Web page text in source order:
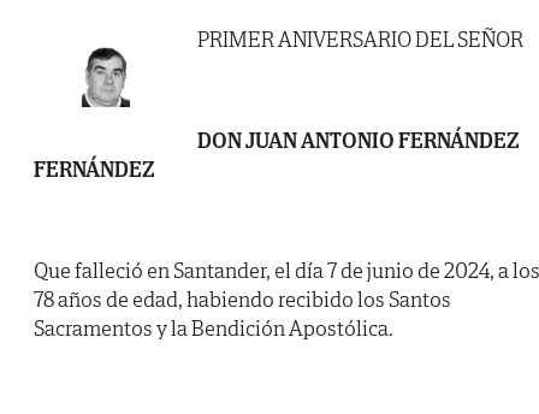
PRIMER ANIVERSARIO DEL SEÑOR
DON JUAN ANTONIO FERNÁNDEZ
FERNÁNDEZ
Que falleció en Santander, el día 7 de junio de 2024, a los
78 años de edad, habiendo recibido los Santos
Sacramentos y la Bendición Apostólica.